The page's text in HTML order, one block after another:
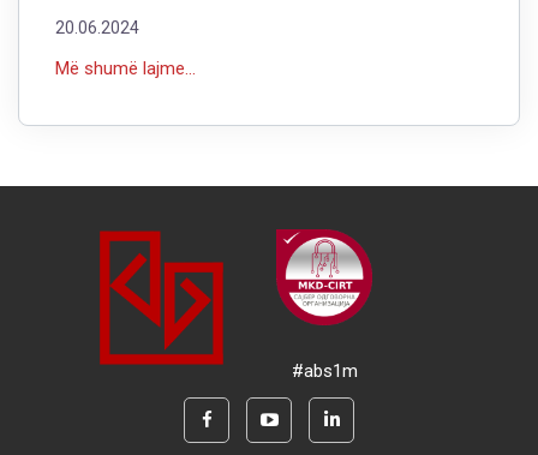
20.06.2024
Më shumë lajme...
#abs1m